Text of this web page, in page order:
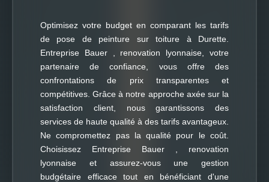
Optimisez votre budget en comparant les tarifs
de pose de peinture sur toiture à Durette.
Entreprise Bauer , renovation lyonnaise, votre
partenaire de confiance, vous offre des
confrontations de prix transparentes et
compétitives. Grâce à notre approche axée sur la
satisfaction client, nous garantissons des
services de haute qualité à des tarifs avantageux.
Ne compromettez pas la qualité pour le coût.
Choisissez Entreprise Bauer , renovation
lyonnaise et assurez-vous une gestion
budgétaire efficace tout en bénéficiant d'une